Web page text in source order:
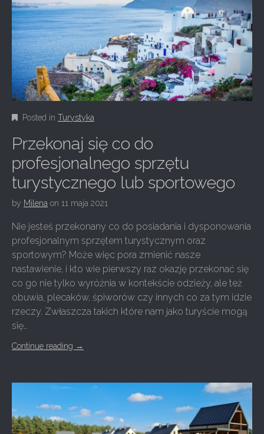
Posted in Turystyka
Przekonaj się co do
profesjonalnego sprzętu
turystycznego lub sportowego
by Milena on 11 maja 2021
Nie jesteś przekonany co do posiadania i dysponowania
profesjonalnym sprzętem turystycznym oraz
sportowym? Może więc pora zmienić nasze
nastawienie, i kto wie pierwszy raz okazję przekonać się
co go nie tylko wyróżnia w kontekście odzieży, ale też
obuwia, plecaków, śpiworów czy innych co za tym idzie
rzeczy. Zwłaszcza takich które nam jako turyście mogą
się…
Continue reading →